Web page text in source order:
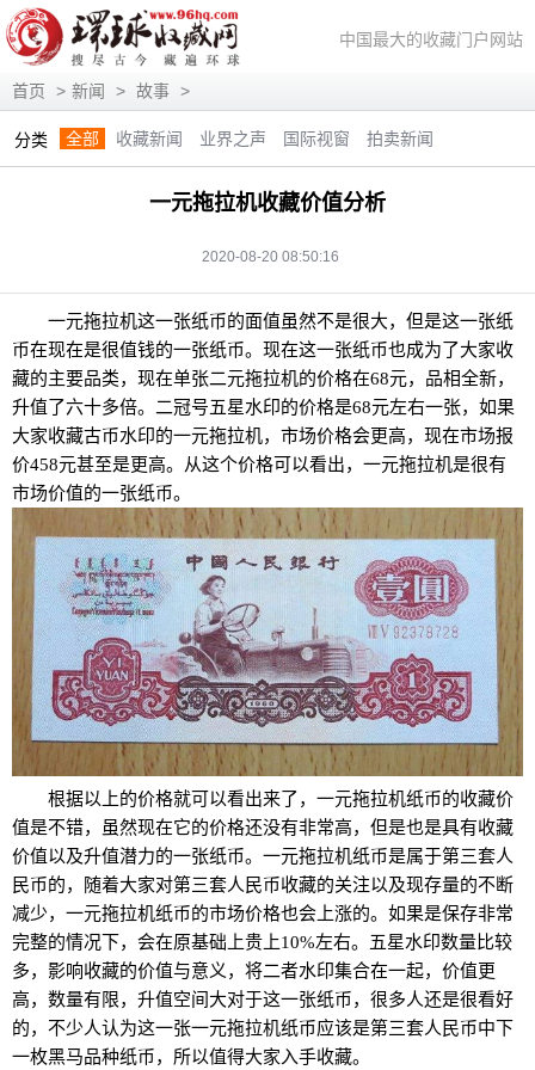
中国最大的收藏门户网站
首页 > 新闻 > 故事 >
分类 全部 收藏新闻 业界之声 国际视窗
拍卖新闻
展会信息
艺术投资 人物访谈 评论观察
视频访谈
艺术评论 快讯 滚动 动态
一元拖拉机收藏价值分析
2020-08-20 08:50:16
一元拖拉机这一张纸币的面值虽然不是很大，但是这一张纸
币在现在是很值钱的一张纸币。现在这一张纸币也成为了大家收
藏的主要品类，现在单张二元拖拉机的价格在68元，品相全新，
升值了六十多倍。二冠号五星水印的价格是68元左右一张，如果
大家收藏古币水印的一元拖拉机，市场价格会更高，现在市场报
价458元甚至是更高。从这个价格可以看出，一元拖拉机是很有
市场价值的一张纸币。
根据以上的价格就可以看出来了，一元拖拉机纸币的收藏价
值是不错，虽然现在它的价格还没有非常高，但是也是具有收藏
价值以及升值潜力的一张纸币。一元拖拉机纸币是属于第三套人
民币的，随着大家对第三套人民币收藏的关注以及现存量的不断
减少，一元拖拉机纸币的市场价格也会上涨的。如果是保存非常
完整的情况下，会在原基础上贵上10%左右。五星水印数量比较
多，影响收藏的价值与意义，将二者水印集合在一起，价值更
高，数量有限，升值空间大对于这一张纸币，很多人还是很看好
的，不少人认为这一张一元拖拉机纸币应该是第三套人民币中下
一枚黑马品种纸币，所以值得大家入手收藏。